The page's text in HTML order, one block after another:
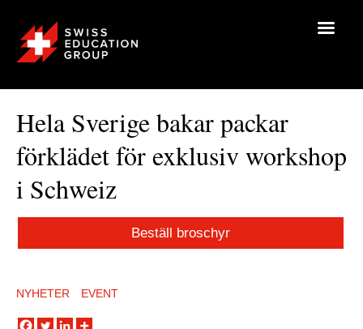
Hela Sverige bakar packar
förklädet för exklusiv workshop
i Schweiz
Beställ broschyr
NYHETER EVENT